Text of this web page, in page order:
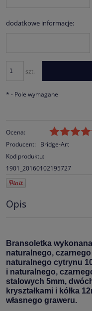
dodatkowe informacje:
szt.
* - Pole wymagane
Ocena:
Producent:
Bridge-Art
Kod produktu:
1901_20160102195727
Opis
Bransoletka
naturalnego,
naturalnego cytrynu
i naturalnego,
stalowych 5mm,
kryształkami i kółka
własnego graweru.